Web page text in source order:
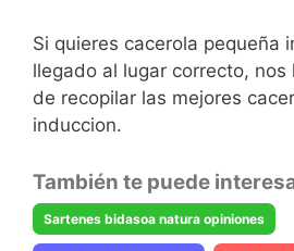
Si quieres cacerola pequeña
llegado al lugar correcto, nos
de recopilar las mejores
induccion.
También te puede
Sartenes bidasoa natura opiniones